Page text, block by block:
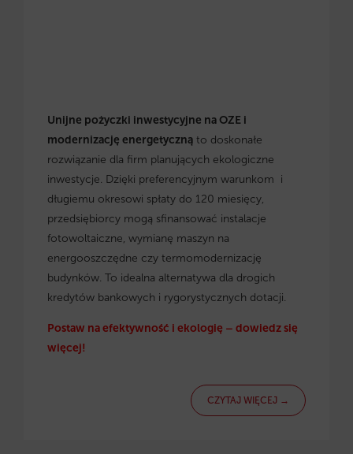
Unijne pożyczki inwestycyjne na OZE i
modernizację energetyczną to doskonałe
rozwiązanie dla firm planujących ekologiczne
inwestycje. Dzięki preferencyjnym warunkom i
długiemu okresowi spłaty do 120 miesięcy,
przedsiębiorcy mogą sfinansować instalacje
fotowoltaiczne, wymianę maszyn na
energooszczędne czy termomodernizację
budynków. To idealna alternatywa dla drogich
kredytów bankowych i rygorystycznych dotacji.
Postaw na efektywność i ekologię – dowiedz się
więcej!
CZYTAJ WIĘCEJ →